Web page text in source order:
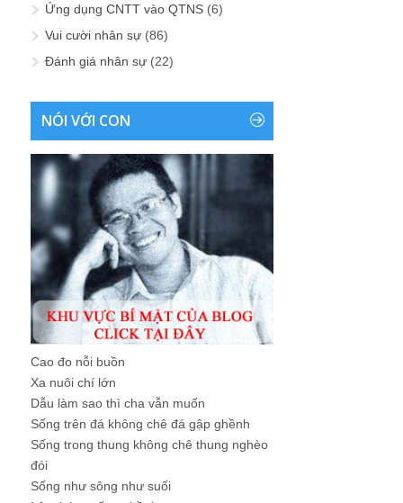
Ứng dụng CNTT vào QTNS (6)
Vui cười nhân sự (86)
Đánh giá nhân sự (22)
NÓI VỚI CON
Cao đo nỗi buồn
Xa nuôi chí lớn
Dẫu làm sao thì cha vẫn muốn
Sống trên đá không chê đá gập ghềnh
Sống trong thung không chê thung nghèo
đói
Sống như sông như suối